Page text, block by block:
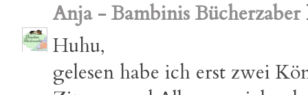
Anja - Bambinis Bücherzaber
Huhu,
gelesen habe ich erst zwei